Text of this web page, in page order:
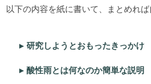
以下の内容を紙に書いて、まとめれば
研究しようとおもったきっかけ
酸性雨とは何なのか簡単な説明